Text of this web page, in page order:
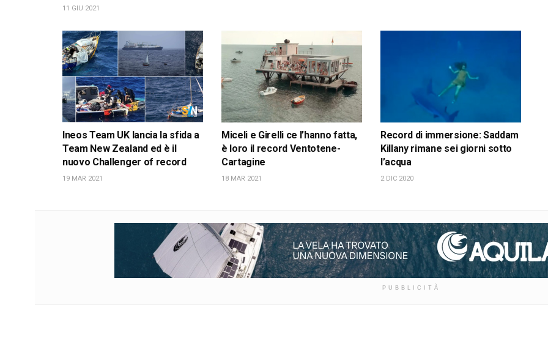
11 GIU 2021
Ineos Team UK lancia la sfida a
Team New Zealand ed è il
nuovo Challenger of record
19 MAR 2021
Miceli e Girelli ce l’hanno fatta,
è loro il record Ventotene-
Cartagine
18 MAR 2021
Record di immersione: Saddam
Killany rimane sei giorni sotto
l’acqua
2 DIC 2020
PUBBLICITÀ